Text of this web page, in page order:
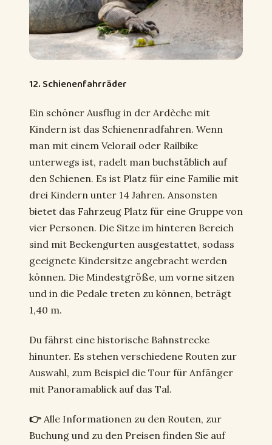
12. Schienenfahrräder
Ein schöner Ausflug in der Ardèche mit
Kindern ist das Schienenradfahren. Wenn
man mit einem Velorail oder Railbike
unterwegs ist, radelt man buchstäblich auf
den Schienen. Es ist Platz für eine Familie mit
drei Kindern unter 14 Jahren. Ansonsten
bietet das Fahrzeug Platz für eine Gruppe von
vier Personen. Die Sitze im hinteren Bereich
sind mit Beckengurten ausgestattet, sodass
geeignete Kindersitze angebracht werden
können. Die Mindestgröße, um vorne sitzen
und in die Pedale treten zu können, beträgt
1,40 m.
Du fährst eine historische Bahnstrecke
hinunter. Es stehen verschiedene Routen zur
Auswahl, zum Beispiel die Tour für Anfänger
mit Panoramablick auf das Tal.
👉 Alle Informationen zu den Routen, zur
Buchung und zu den Preisen finden Sie auf